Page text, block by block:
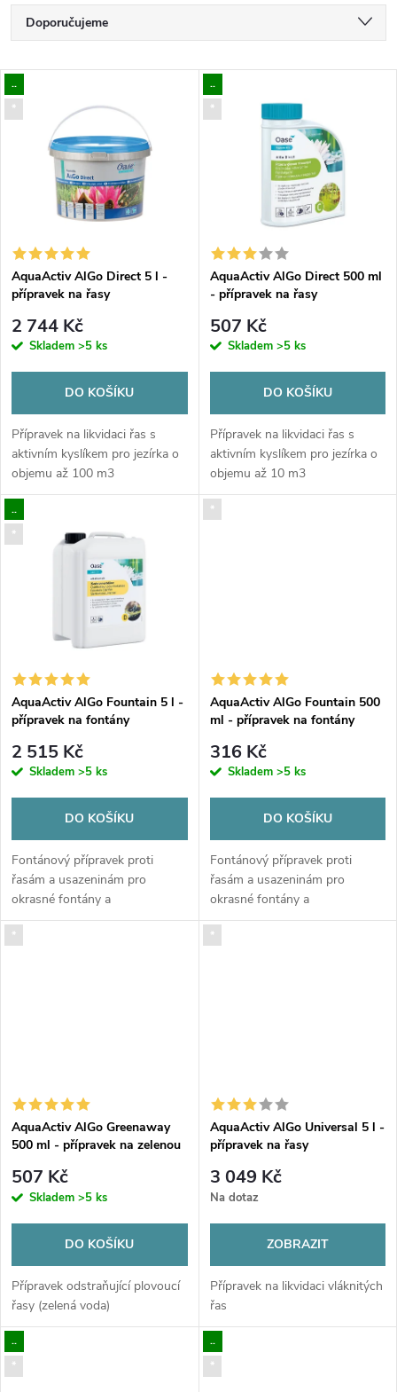
Ř
a
z
í
p
r
o
d
u
k
t
Doporučujeme
Nejprodávanější
Abecedně
V
ý
s
p
r
d
u
k
..
*
AquaActiv AlGo Direct 5 l -
přípravek na řasy
2 744 Kč
Skladem >5 ks
DO KOŠÍKU
Přípravek na likvidaci řas s
aktivním kyslíkem pro jezírka o
objemu až 100 m3
..
*
AquaActiv AlGo Direct 500 ml
- přípravek na řasy
507 Kč
Skladem >5 ks
DO KOŠÍKU
Přípravek na likvidaci řas s
aktivním kyslíkem pro jezírka o
objemu až 10 m3
..
*
AquaActiv AlGo Fountain 5 l -
přípravek na fontány
2 515 Kč
Skladem >5 ks
DO KOŠÍKU
Fontánový přípravek proti
řasám a usazeninám pro
okrasné fontány a
architektonické bazény
*
AquaActiv AlGo Fountain 500
ml - přípravek na fontány
316 Kč
Skladem >5 ks
DO KOŠÍKU
Fontánový přípravek proti
řasám a usazeninám pro
okrasné fontány a
architektonické bazény
*
AquaActiv AlGo Greenaway
500 ml - přípravek na zelenou
507 Kč
Skladem >5 ks
DO KOŠÍKU
Přípravek odstraňující plovoucí
řasy (zelená voda)
*
AquaActiv AlGo Universal 5 l -
přípravek na řasy
3 049 Kč
Na dotaz
ZOBRAZIT
Přípravek na likvidaci vláknitých
řas
..
*
..
*